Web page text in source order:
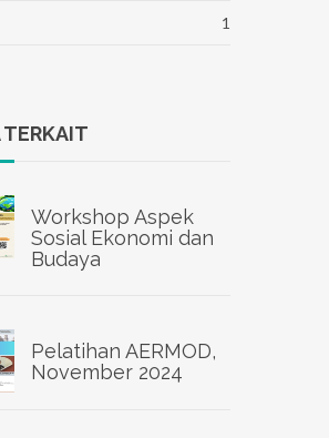
1
TERKAIT
Workshop Aspek
Sosial Ekonomi dan
Budaya
Pelatihan AERMOD,
November 2024